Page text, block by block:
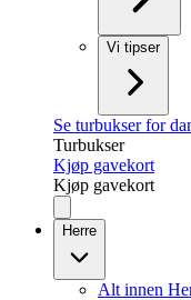
Vi tipser
Se turbukser for
Turbukser
Kjøp gavekort
Kjøp gavekort
Herre
Alt innen